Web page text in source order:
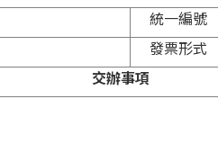
統一編號
發票形式
交辦事項